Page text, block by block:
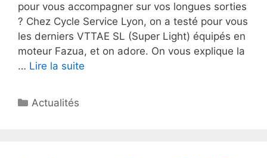
pour vous accompagner sur vos longues sorties
? Chez Cycle Service Lyon, on a testé pour vous
les derniers VTTAE SL (Super Light) équipés en
moteur Fazua, et on adore. On vous explique la
… Lire la suite
Catégories
Actualités